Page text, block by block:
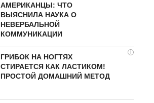
АМЕРИКАНЦЫ: ЧТО
ВЫЯСНИЛА НАУКА О
НЕВЕРБАЛЬНОЙ
КОММУНИКАЦИИ
i
ГРИБОК НА НОГТЯХ
СТИРАЕТСЯ КАК ЛАСТИКОМ!
ПРОСТОЙ ДОМАШНИЙ МЕТОД